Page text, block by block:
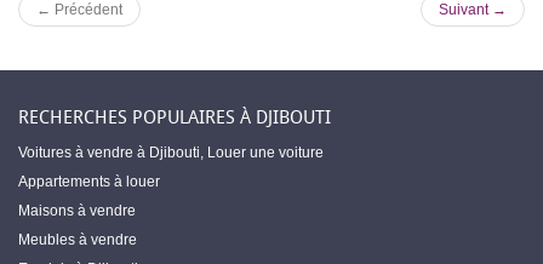
← Précédent Suivant →
RECHERCHES POPULAIRES À DJIBOUTI
Voitures à vendre à Djibouti, Louer une voiture
Appartements à louer
Maisons à vendre
Meubles à vendre